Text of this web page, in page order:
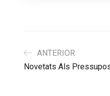
ANTERIOR
Novetats Als